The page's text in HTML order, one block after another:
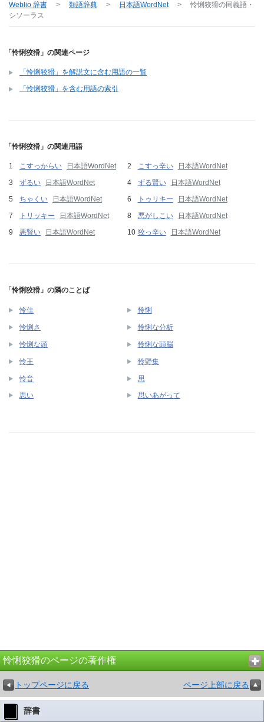
Weblio 辞書 > 類語辞典 > 日本語WordNet > 怜悧狡猾の同義語・
シソーラス
「怜悧狡猾」の関連ページ
「怜悧狡猾」を解説文に含む用語の一覧
「怜悧狡猾」を含む用語の索引
「怜悧狡猾」の関連用語
こすっからい 日本語WordNet こすっ辛い
日本語WordNet
ずるい
日本語WordNet ずる賢い
日本語WordNet
ちゃくい
日本語WordNet トゥリキー
日本語WordNet
トリッキー
日本語WordNet 悪がしこい
日本語WordNet
悪賢い
日本語WordNet 狡っ辛い 日本語WordNet
「怜悧狡猾」の隣のことば
怜佳 怜悧
怜悧さ 怜悧な分析
怜悧な頭 怜悧な頭脳
怜王 怜野集
怜音 思
思い 思いあがって
怜悧狡猾のページの著作権
トップページに戻る ページ上部に戻る
辞書